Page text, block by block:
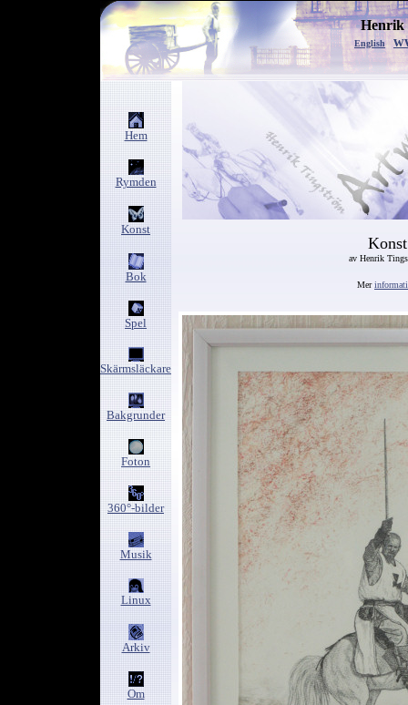
Henrik
English
Hem
Rymden
Konst
Bok
Spel
Skärmsläckare
Bakgrunder
Foton
360°-bilder
Musik
Linux
Arkiv
Om
Konst
av Henrik
Mer